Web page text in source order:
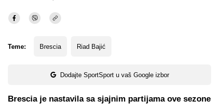
Teme: Brescia Riad Bajić
Dodajte SportSport u vaš Google izbor
Brescia je nastavila sa sjajnim partijama ove sezone